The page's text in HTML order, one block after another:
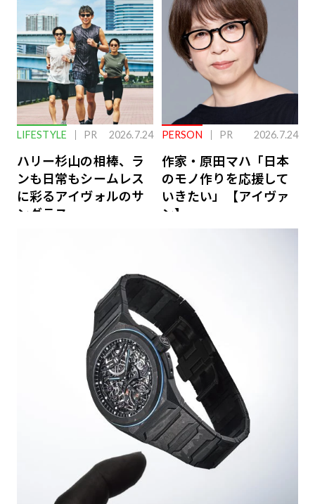
ーケアとは
LIFESTYLE PR 2026.7.24
ハリー杉山の相棒、ラ
ンも日常もシームレス
に彩るアイヴォルのサ
ングラス
PERSON PR 2026.7.24
作家・原田マハ「日本
のモノ作りを応援して
いきたい」【アイヴァ
ン】